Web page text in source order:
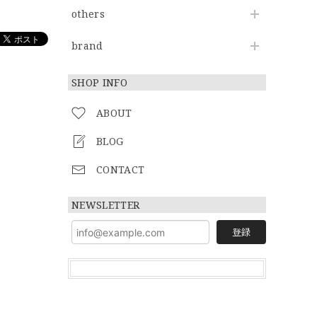
others
brand
SHOP INFO
ABOUT
BLOG
CONTACT
NEWSLETTER
登録